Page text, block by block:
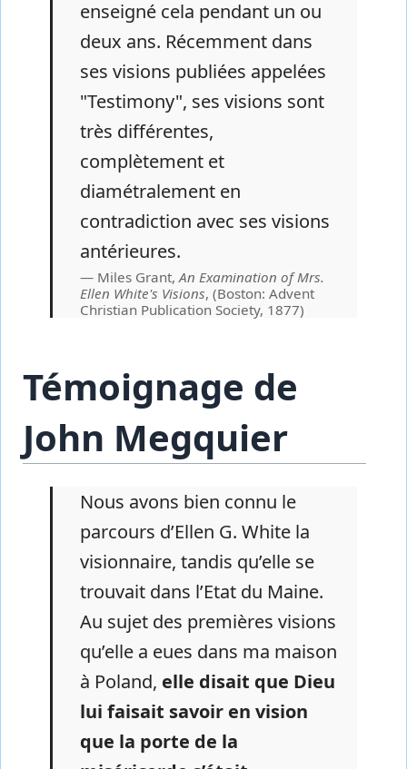
enseigné cela pendant un ou
deux ans. Récemment dans
ses visions publiées appelées
"Testimony", ses visions sont
très différentes,
complètement et
diamétralement en
contradiction avec ses visions
antérieures.
Miles Grant, An Examination of Mrs.
Ellen White's Visions, (Boston: Advent
Christian Publication Society, 1877)
Témoignage de
John Megquier
Nous avons bien connu le
parcours d’Ellen G. White la
visionnaire, tandis qu’elle se
trouvait dans l’Etat du Maine.
Au sujet des premières visions
qu’elle a eues dans ma maison
à Poland, elle disait que Dieu
lui faisait savoir en vision
que la porte de la